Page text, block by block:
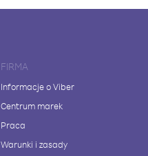
FIRMA
Informacje o Viber
Centrum marek
Praca
Warunki i zasady